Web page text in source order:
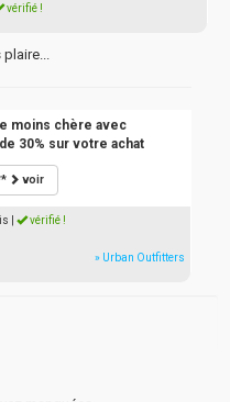
vérifié !
moins chère avec
30% sur votre achat
voir
vérifié !
» Urban Outfitters